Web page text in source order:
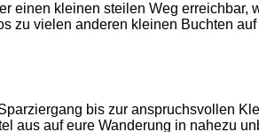
einen kleinen steilen Weg
zu vielen anderen kleinen Buchten
bis zur anspruchsvollen
aus auf eure Wanderung in nahezu